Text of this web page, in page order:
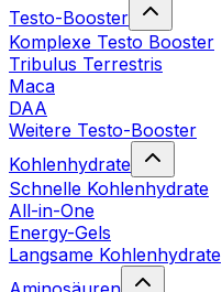
Testo-Booster
Komplexe Testo Booster
Tribulus Terrestris
Maca
DAA
Weitere Testo-Booster
Kohlenhydrate
Schnelle Kohlenhydrate
All-in-One
Energy-Gels
Langsame Kohlenhydrate